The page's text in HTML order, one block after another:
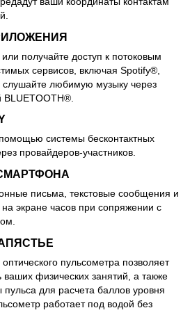
получайте доступ к потоковым
сервисов, включая Spotify®,
любимую музыку через
BLUETOOTH®.
системы бесконтактных
провайдеров-участников.
письма, текстовые сообщения и
экране часов при сопряжении с
пульсометра позволяет
ваших физических занятий, а также
пульса для расчета баллов уровня
работает под водой без